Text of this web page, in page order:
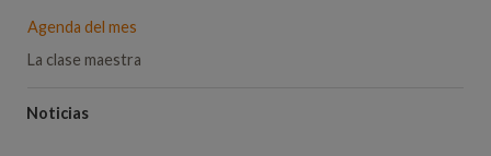
Agenda del mes
La clase maestra
Noticias